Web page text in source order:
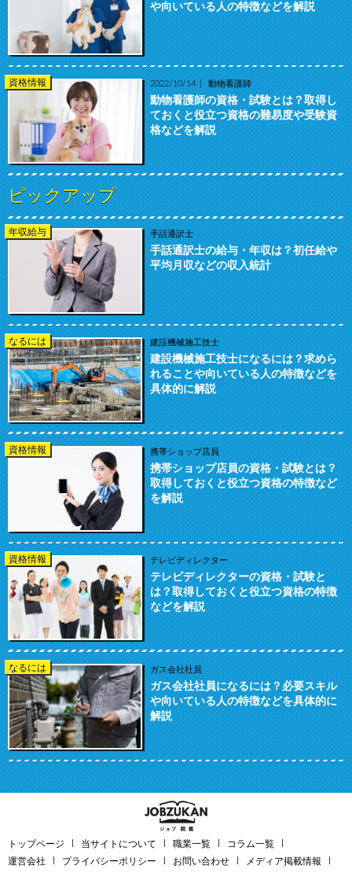
や向いている人の特徴などを解説
資格情報 2022/10/14 動物看護師
動物看護師の資格・試験とは？取得し
ておくと役立つ資格の難易度や受験資
格などを解説
ピックアップ
年収給与 手話通訳士
手話通訳士の給与・年収は？初任給や
平均月収などの収入統計
なるには 建設機械施工技士
建設機械施工技士になるには？求めら
れることや向いている人の特徴などを
具体的に解説
資格情報 携帯ショップ店員
携帯ショップ店員の資格・試験とは？
取得しておくと役立つ資格の特徴など
を解説
資格情報 テレビディレクター
テレビディレクターの資格・試験と
は？取得しておくと役立つ資格の特徴
などを解説
なるには ガス会社社員
ガス会社社員になるには？必要スキル
や向いている人の特徴などを具体的に
解説
トップページ 当サイトについて 職業一覧
コラム一覧
運営会社
プライバシーポリシー お問い合わせ メディア掲載情報